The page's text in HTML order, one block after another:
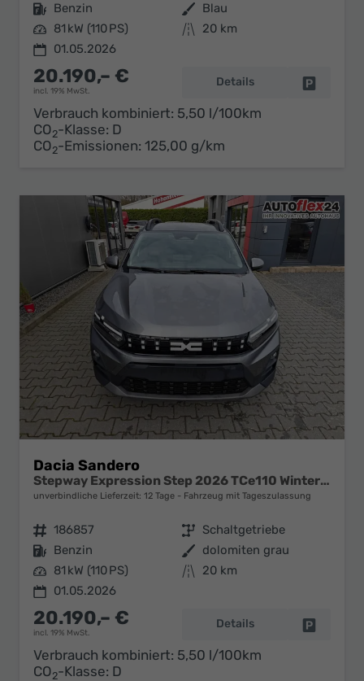
Kraftstoff Benzin Außenfarbe Blau
Leistung 81 kW (110 PS) Kilometerstand
20 km
01.05.2026
20.190,– €
incl. 19% MwSt.
Details
Verbrauch kombiniert: 5,50 l/100km
CO2-Klasse: D
CO2-Emissionen: 125,00 g/km
Dacia Sandero
Stepway Expression Step 2026 TCe110 Winter Paket
unverbindliche Lieferzeit: 12 Tage Fahrzeug mit Tageszulassung
Fahrzeugnr. 186857 Getriebe Schaltgetriebe
Kraftstoff Benzin Außenfarbe dolomiten grau
Leistung 81 kW (110 PS) Kilometerstand
20 km
01.05.2026
20.190,– €
incl. 19% MwSt.
Details
Verbrauch kombiniert: 5,50 l/100km
CO2-Klasse: D